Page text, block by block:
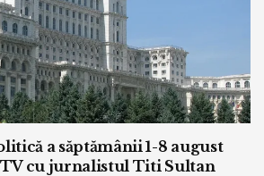
a săptămânii 1-8 august
cu jurnalistul Titi Sultan